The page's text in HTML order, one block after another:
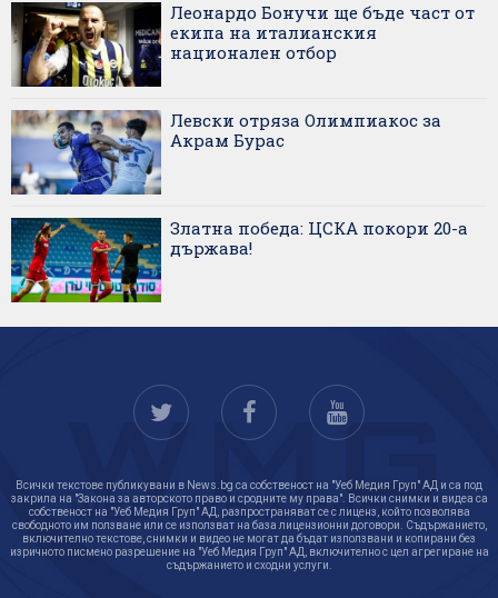
Леонардо Бонучи ще бъде част от
екипа на италианския
национален отбор
Левски отряза Олимпиакос за
Акрам Бурас
Златна победа: ЦСКА покори 20-а
държава!
Всички текстове публикувани в News.bg са собственост на "Уеб Медия Груп" АД и са под
закрила на "Закона за авторското право и сродните му права". Всички снимки и видеа са
собственост на "Уеб Медия Груп" АД, разпространяват се с лиценз, който позволява
свободното им ползване или се използват на база лицензионни договори. Съдържанието,
включително текстове, снимки и видео не могат да бъдат използвани и копирани без
изричното писмено разрешение на "Уеб Медия Груп" АД, включително с цел агрегиране на
съдържанието и сходни услуги.